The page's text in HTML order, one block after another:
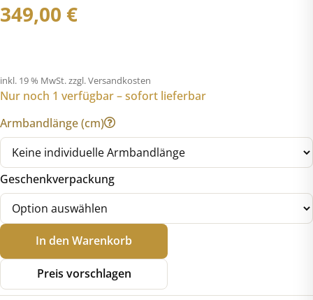
349,00 €
inkl. 19 % MwSt.zzgl. Versandkosten
Nur noch 1 verfügbar – sofort lieferbar
Armbandlänge (cm)
Geschenkverpackung
Bulova
97L188
Ringuhr
Art
In den Warenkorb
Preis vorschlagen